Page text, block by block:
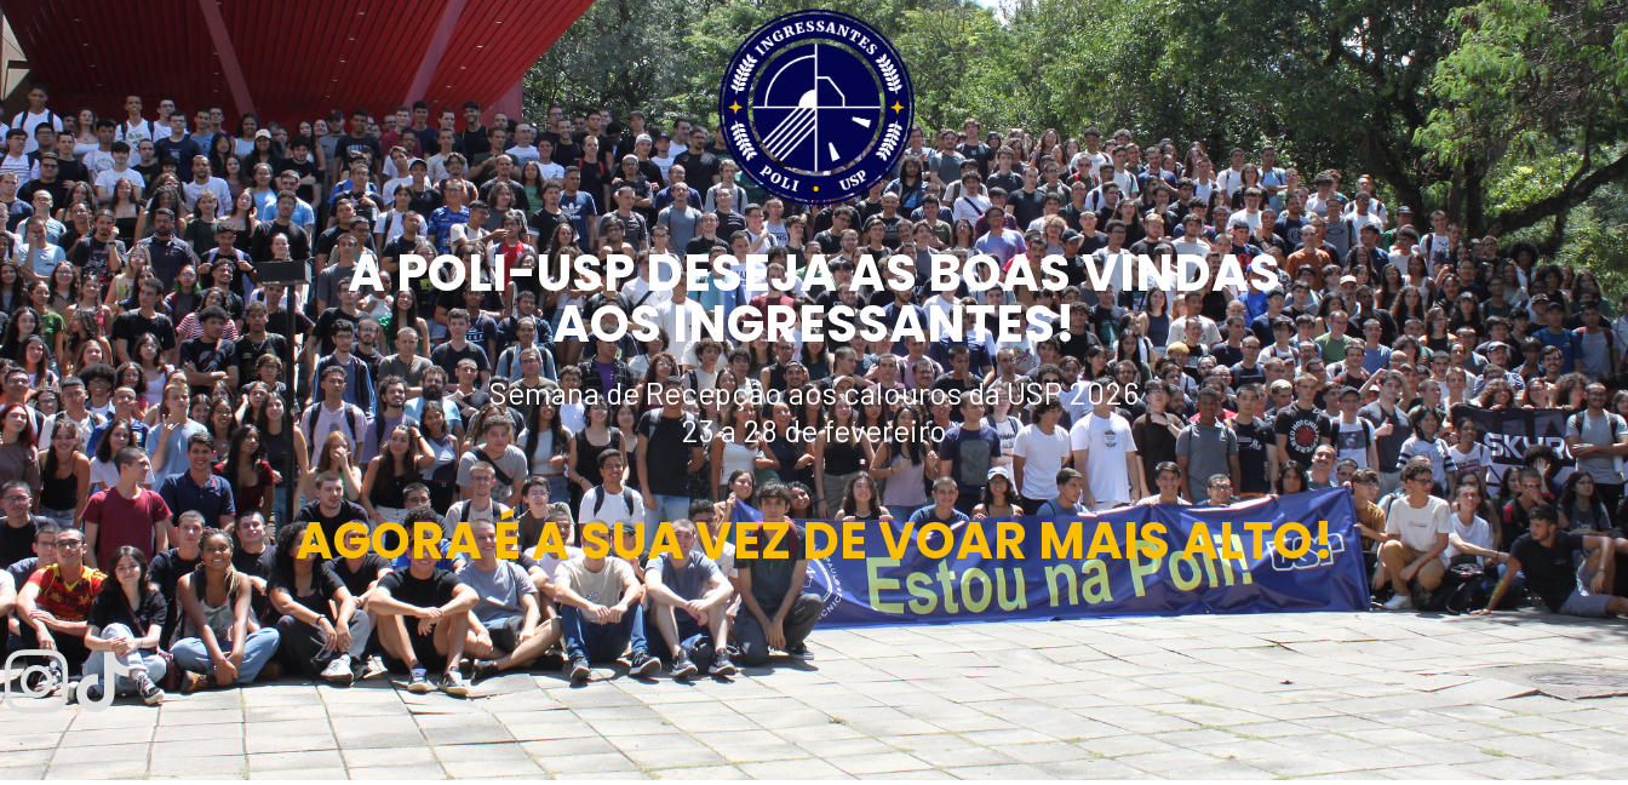
A POLI-USP DESEJA AS BOAS VINDAS
AOS INGRESSANTES!
Semana de Recepção aos calouros da USP 2026
23 a 28 de fevereiro
AGORA É A SUA VEZ DE VOAR MAIS ALTO!